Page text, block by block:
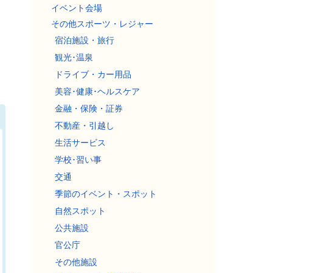
イベント会場
その他スポーツ・レジャー
宿泊施設・旅行
観光･温泉
ドライブ・カー用品
美容･健康･ヘルスケア
金融・保険・証券
不動産・引越し
生活サービス
学校･習い事
交通
季節のイベント・スポット
自然スポット
公共施設
官公庁
その他施設